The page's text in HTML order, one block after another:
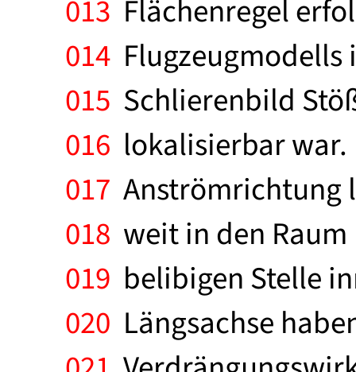
013 Flächenregel
014
015 Schlierenbild
016 lokalisierbar war.
017 Anströmrichtung
018 weit in den
019 belibigen Stelle
020 Längsachse